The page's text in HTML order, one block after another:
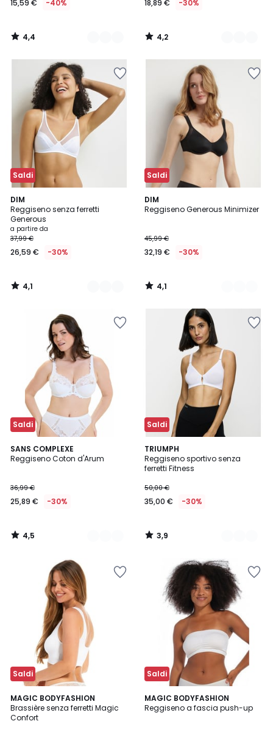
15,59 € -40%
4,4
/
18,89 € -30%
4,2
/
Saldi
DIM
Reggiseno senza ferretti
Generous
a partire da
37,99 €
26,59 € -30%
4,1
/ 5
3
Colori
4,1
/
Saldi
DIM
Reggiseno Generous Minimizer
45,99 €
32,19 € -30%
4,1
/ 5
2
Colori
4,1
/
Saldi
SANS COMPLEXE
Reggiseno Coton d'Arum
36,99 €
25,89 € -30%
4,5
/ 5
2
Colori
4,5
/
Saldi
TRIUMPH
Reggiseno sportivo senza
ferretti Fitness
50,00 €
35,00 € -30%
3,9
/ 5
2
Colori
3,9
/
Saldi
MAGIC BODYFASHION
Brassière senza ferretti Magic
Confort
3,9
/ 5
3
Colori
Saldi
MAGIC BODYFASHION
Reggiseno a fascia push-up
4
/
3
Colori